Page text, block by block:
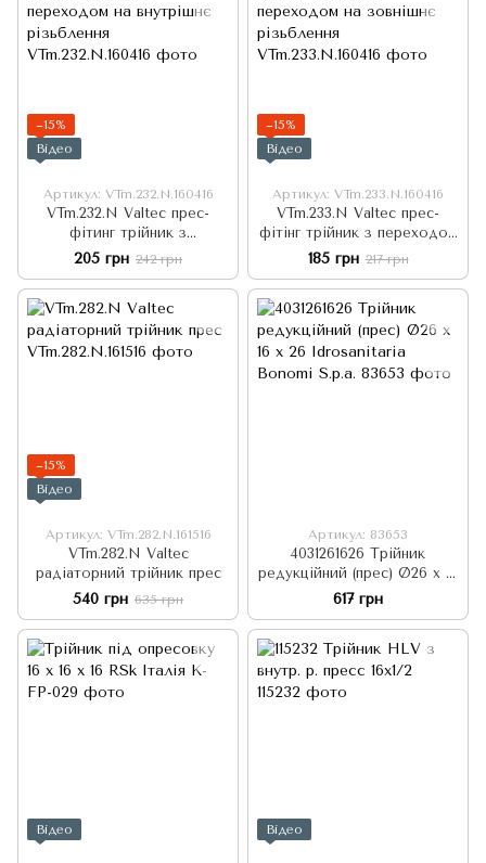
−15%
Відео
Артикул: VTm.232.N.160416
VTm.232.N Valtec прес-
фітинг трійник з
переходом на внутрішнє
різьблення
205 грн 242 грн
−15%
Відео
Артикул: VTm.233.N.160416
VTm.233.N Valtec прес-
фітінг трійник з переходом
на зовнішнє різьблення
185 грн 217 грн
−15%
Відео
Артикул: VTm.282.N.161516
VTm.282.N Valtec
радіаторний трійник прес
540 грн 635 грн
Артикул: 83653
4031261626 Трійник
редукційний (прес) Ø26 х 16
х 26 Idrosanitaria Bonomi
S.p.a.
617 грн
Відео Відео